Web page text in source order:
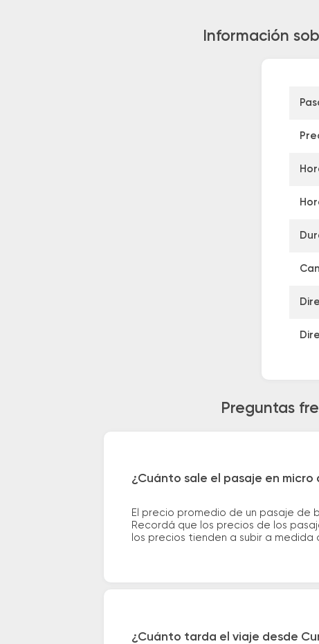
Información
Preguntas
¿Cuánto sale el pasaje en
El precio promedio de un pasaje de
Recordá que los precios de los
los precios tienden a subir a
¿Cuánto tarda el viaje desde